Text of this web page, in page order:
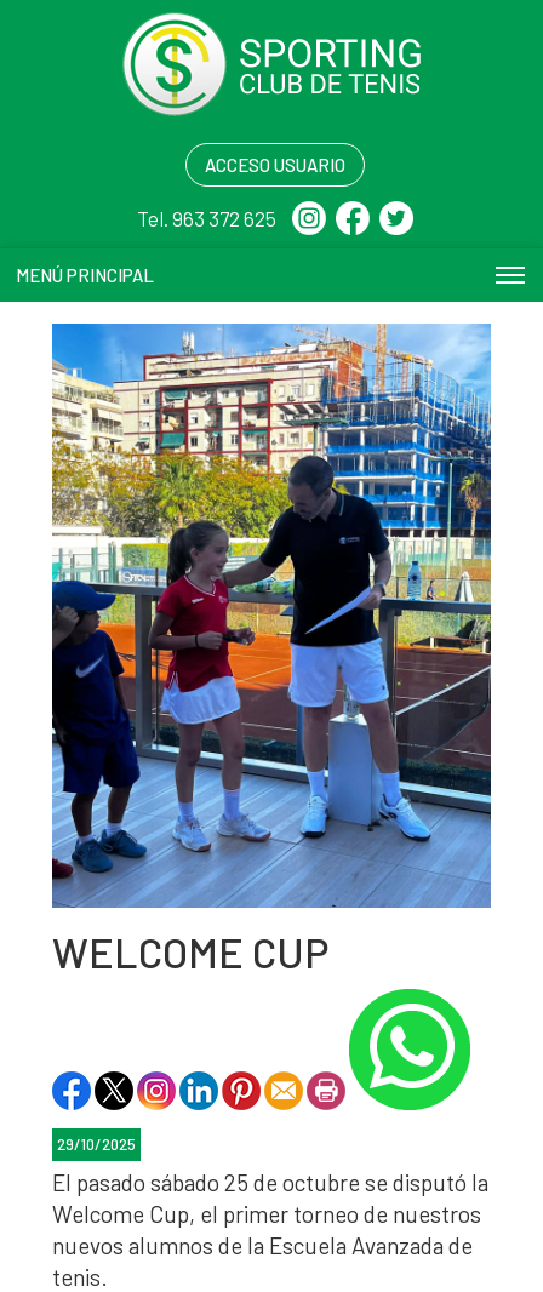
ACCESO USUARIO
Tel. 963 372 625
MENÚ PRINCIPAL
WELCOME CUP
29/10/2025
El pasado sábado 25 de octubre se disputó la
Welcome Cup, el primer torneo de nuestros
nuevos alumnos de la Escuela Avanzada de
tenis.